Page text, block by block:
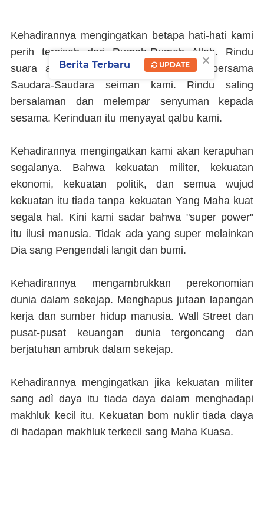
Kehadirannya mengingatkan betapa hati-hati kami
perih terpisah dari Rumah-Rumah Allah. Rindu
suara adzan. Rindu ruku' dan sujud bersama
Saudara-Saudara seiman kami. Rindu saling
bersalaman dan melempar senyuman kepada
sesama. Kerinduan itu menyayat qalbu kami.
Kehadirannya mengingatkan kami akan kerapuhan
segalanya. Bahwa kekuatan militer, kekuatan
ekonomi, kekuatan politik, dan semua wujud
kekuatan itu tiada tanpa kekuatan Yang Maha kuat
segala hal. Kini kami sadar bahwa "super power"
itu ilusi manusia. Tidak ada yang super melainkan
Dia sang Pengendali langit dan bumi.
Kehadirannya mengambrukkan perekonomian
dunia dalam sekejap. Menghapus jutaan lapangan
kerja dan sumber hidup manusia. Wall Street dan
pusat-pusat keuangan dunia tergoncang dan
berjatuhan ambruk dalam sekejap.
Kehadirannya mengingatkan jika kekuatan militer
sang adì daya itu tiada daya dalam menghadapi
makhluk kecil itu. Kekuatan bom nuklir tiada daya
di hadapan makhluk terkecil sang Maha Kuasa.
×
Berita Terbaru UPDATE